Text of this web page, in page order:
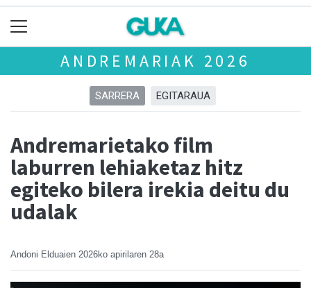
ANDREMARIAK 2026
SARRERA EGITARAUA
Andremarietako film
laburren lehiaketaz hitz
egiteko bilera irekia deitu du
udalak
Andoni Elduaien 2026ko apirilaren 28a